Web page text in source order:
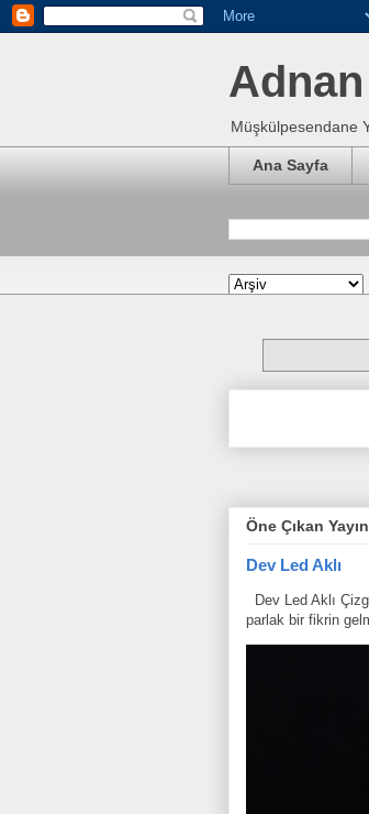
Müşkülpesendane
Ana Sayfa
Öne Çıkan Yayın
Dev Led Aklı
Dev Led Aklı
parlak bir fikrin